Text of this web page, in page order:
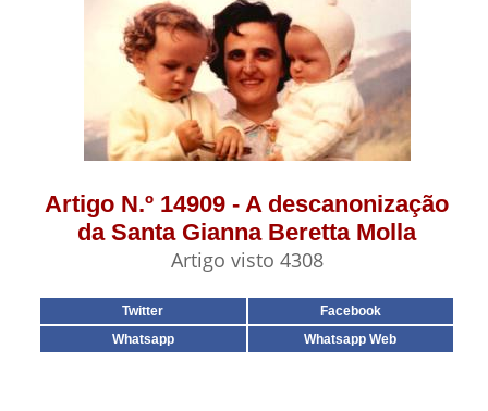
Artigo N.º 14909 - A descanonização
da Santa Gianna Beretta Molla
Artigo visto 4308
Twitter
Facebook
Whatsapp
Whatsapp Web